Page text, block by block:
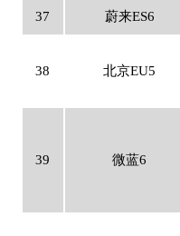
37 蔚来ES6
38 北京EU5
39 微蓝6